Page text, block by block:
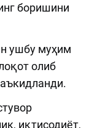
боришини
ушбу муҳим
олиб
иқтисодиёт,